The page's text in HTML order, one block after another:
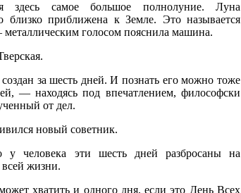
здесь самое большое полнолуние. Луна
близко приближена к Земле. Это называется
голосом пояснила машина.
за шесть дней. И познать его можно тоже
— находясь под впечатлением, философски
от дел.
новый советник.
человека эти шесть дней разбросаны на
жизни.
хватить и одного дня, если это День Всех